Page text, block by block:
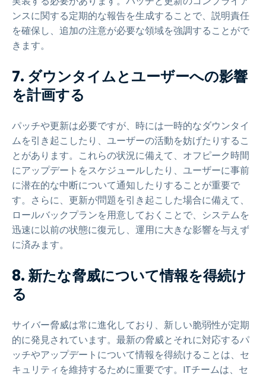
ンスに関する定期的な報告を生成することで、説明責任
を確保し、追加の注意が必要な領域を強調することがで
きます。
7. ダウンタイムとユーザーへの影響
を計画する
パッチや更新は必要ですが、時には一時的なダウンタイ
ムを引き起こしたり、ユーザーの活動を妨げたりするこ
とがあります。これらの状況に備えて、オフピーク時間
にアップデートをスケジュールしたり、ユーザーに事前
に潜在的な中断について通知したりすることが重要で
す。さらに、更新が問題を引き起こした場合に備えて、
ロールバックプランを用意しておくことで、システムを
迅速に以前の状態に復元し、運用に大きな影響を与えず
に済みます。
8. 新たな脅威について情報を得続け
る
サイバー脅威は常に進化しており、新しい脆弱性が定期
的に発見されています。最新の脅威とそれに対応するパ
ッチやアップデートについて情報を得続けることは、セ
キュリティを維持するために重要です。ITチームは、セ